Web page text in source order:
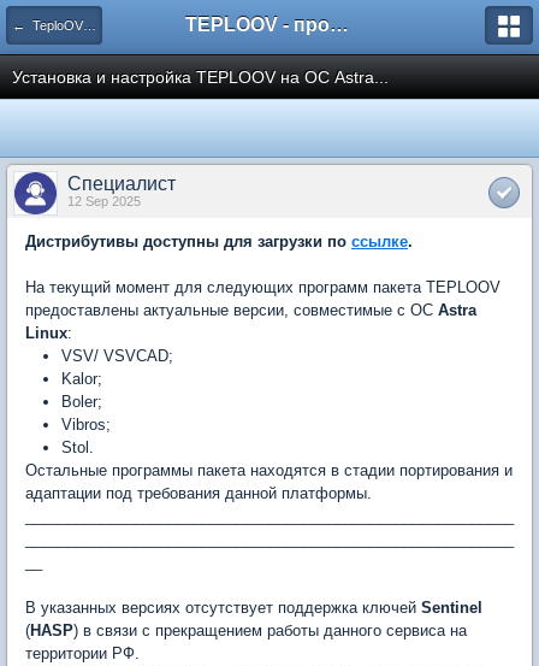
← TeploOV в Linux TEPLOOV - программный комплекс для расчёта систем отопления и вентиляции
Установка и настройка TEPLOOV на ОС Astra...
Специалист
12 Sep 2025
Дистрибутивы доступны для загрузки по ссылке.
На текущий момент для следующих программ пакета TEPLOOV
предоставлены актуальные версии, совместимые с ОС Astra
Linux:
VSV/ VSVCAD;
Kalor;
Boler;
Vibros;
Stol.
Остальные программы пакета находятся в стадии портирования и
адаптации под требования данной платформы.
В указанных версиях отсутствует поддержка ключей Sentinel
(HASP) в связи с прекращением работы данного сервиса на
территории РФ.